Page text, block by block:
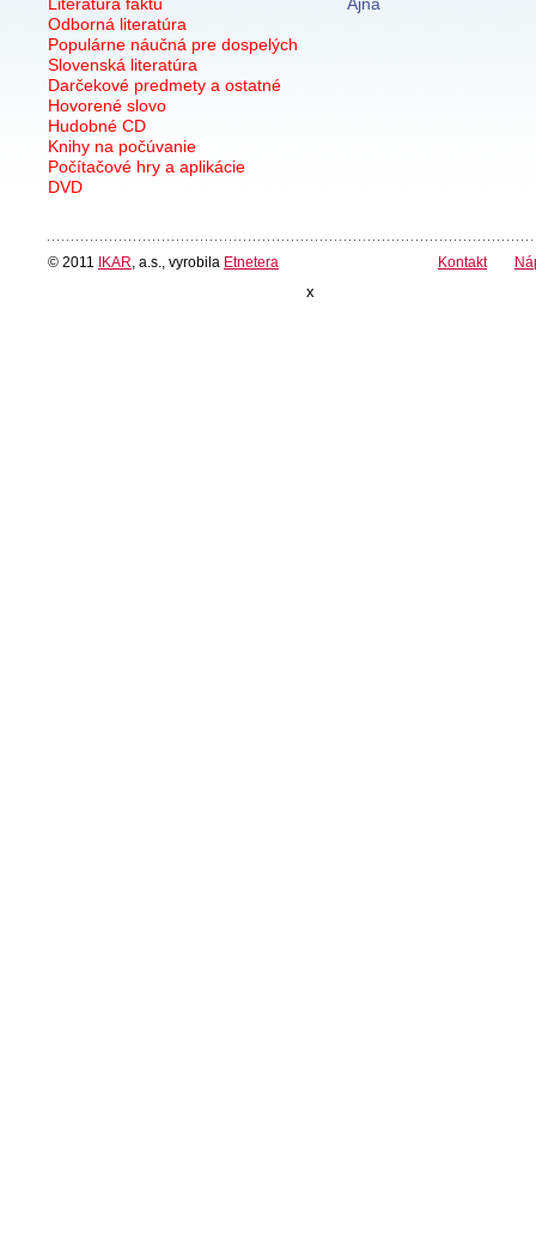
Odborná literatúra
Populárne náučná pre dospelých
Slovenská literatúra
Darčekové predmety a ostatné
Hovorené slovo
Hudobné CD
Knihy na počúvanie
Počítačové hry a aplikácie
DVD
© 2011 IKAR , a.s., vyrobila Etnetera Kontakt
x